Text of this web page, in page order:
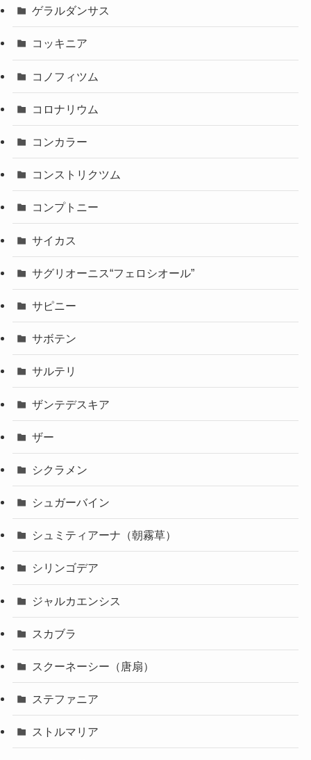
ゲラルダンサス
コッキニア
コノフィツム
コロナリウム
コンカラー
コンストリクツム
コンプトニー
サイカス
サグリオーニス“フェロシオール”
サピニー
サボテン
サルテリ
ザンテデスキア
ザー
シクラメン
シュガーバイン
シュミティアーナ（朝霧草）
シリンゴデア
ジャルカエンシス
スカブラ
スクーネーシー（唐扇）
ステファニア
ストルマリア